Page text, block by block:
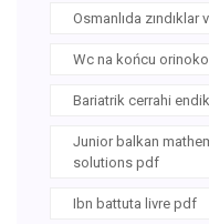
Osmanlıda
Wc na końcu
Bariatrik cerrahi
Junior balkan
solutions pdf
Ibn battuta livre pdf